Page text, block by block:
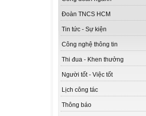
Đoàn TNCS HCM
Tin tức - Sự kiện
Công nghệ thông tin
Thi đua - Khen thưởng
Người tốt - Việc tốt
Lịch công tác
Thông báo